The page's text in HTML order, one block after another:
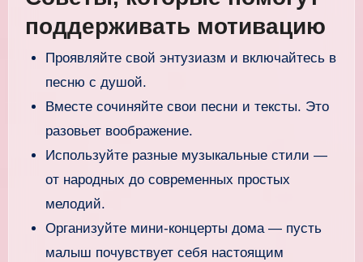
поддерживать мотивацию
Проявляйте свой энтузиазм и включайтесь в
песню с душой.
Вместе сочиняйте свои песни и тексты. Это
разовьет воображение.
Используйте разные музыкальные стили —
от народных до современных простых
мелодий.
Организуйте мини-концерты дома — пусть
малыш почувствует себя настоящим